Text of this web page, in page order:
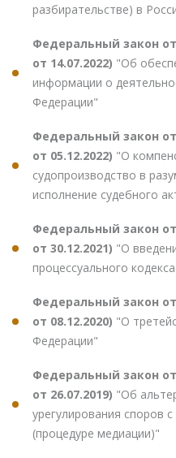
разбирательстве) в
Федеральный закон
от 14.07.2022) "Об
информации о
Федерации"
Федеральный закон
от 05.12.2022) "О
судопроизводство в
исполнение судебного
Федеральный закон
от 30.12.2021) "О
процессуального
Федеральный закон
от 08.12.2020) "О
Федерации"
Федеральный закон
от 26.07.2019) "Об
урегулирования споров
(процедуре медиации)"